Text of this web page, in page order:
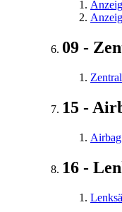
09 -
15 -
Airbag
16 -